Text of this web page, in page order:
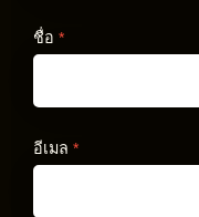
ชื่อ *
อีเมล *